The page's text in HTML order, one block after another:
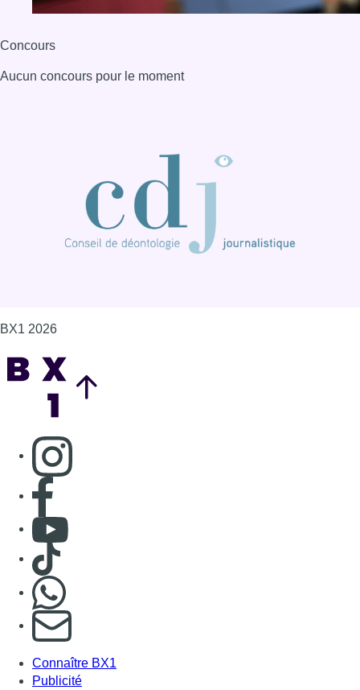
Concours
Aucun concours pour le moment
BX1 2026
Consulter page Instagram
Consulter page Facebook
Consulter Youtube
Consulter TikTok
S'abonner à notre newsletter
Connaître BX1
Publicité